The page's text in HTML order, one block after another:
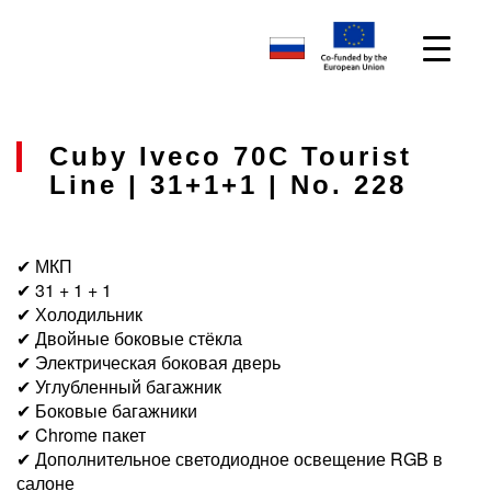
Cuby Iveco 70C Tourist
Line | 31+1+1 | No. 228
✔ МКП
✔ 31 + 1 + 1
✔ Холодильник
✔ Двойные боковые стёкла
✔ Электрическая боковая дверь
✔ Углубленный багажник
✔ Боковые багажники
✔ Chrome пакет
✔ Дополнительное светодиодное освещение RGB в
салоне